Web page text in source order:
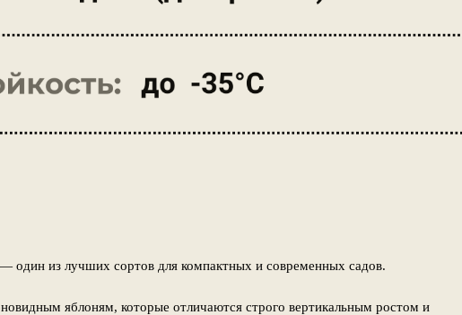
один из лучших сортов для компактных и современных садов.
яблоням, которые отличаются строго вертикальным ростом и